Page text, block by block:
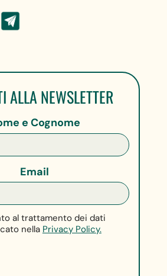
ALLA NEWSLETTER
e Cognome
Email
al trattamento dei dati
nella Privacy Policy.